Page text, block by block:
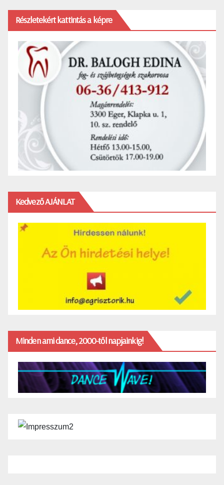
Részletekért kattintás a képre
Kedvező AJÁNLAT
Minden ami dance, 2000-től napjainkig!